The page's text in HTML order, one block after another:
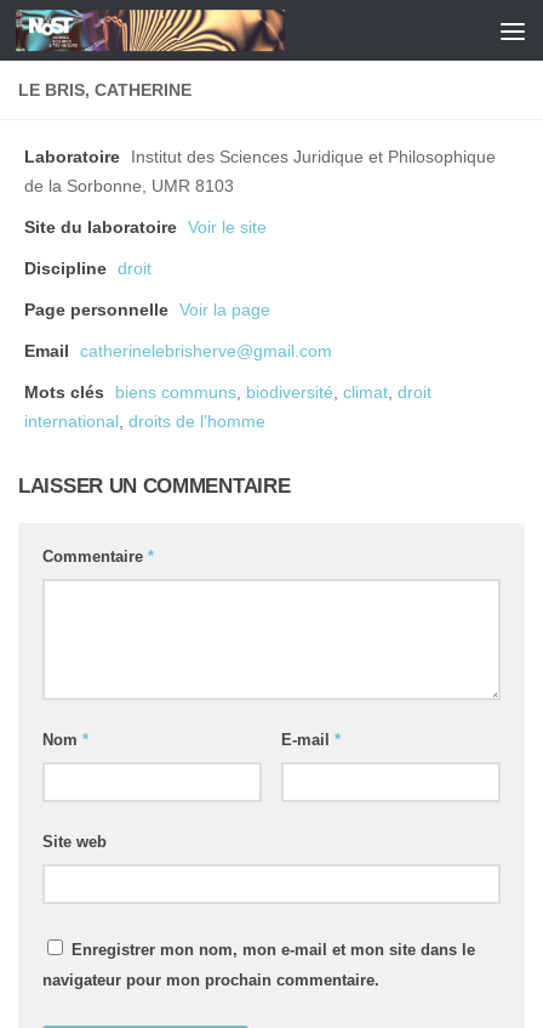
Skip to content
LE BRIS, CATHERINE
Laboratoire
Institut des Sciences Juridique et Philosophique
de la Sorbonne, UMR 8103
Site du laboratoire Voir le site
Discipline droit
Page personnelle Voir la page
Email catherinelebrisherve@gmail.com
Mots clés biens communs, biodiversité, climat, droit
international , droits de l'homme
LAISSER UN COMMENTAIRE
Commentaire *
Nom * E-mail *
Site web
Enregistrer mon nom, mon e-mail et mon site dans le
navigateur pour mon prochain commentaire.